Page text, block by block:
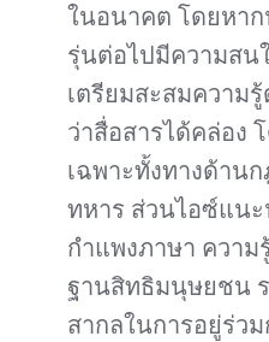
ในอนาคต โดยหา
รุ่นต่อไปมีความสน
เตรียมสะสมความ
ว่าสื่อสารได้คล่อง
เฉพาะทั้งทางด้าน
ทหาร ส่วนไอซ์แน
กำแพงภาษา ควา
ฐานสิทธิมนุษยชน
สากลในการอยู่ร่ว